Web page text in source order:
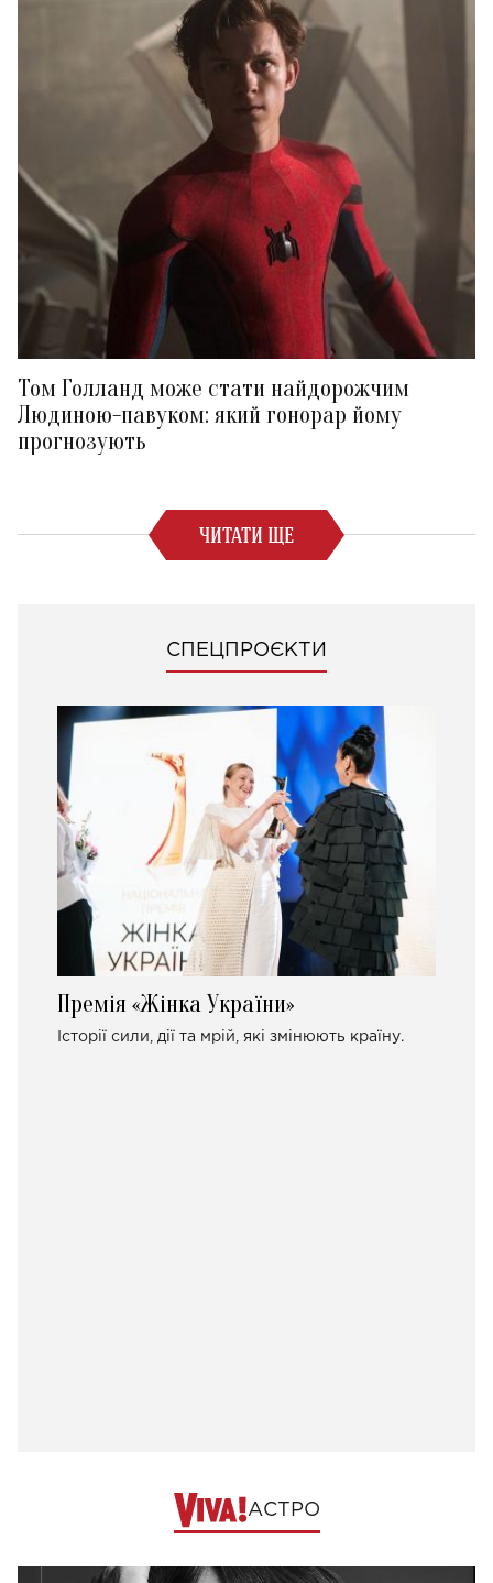
Том Голланд може стати найдорожчим
Людиною-павуком: який гонорар йому
прогнозують
ЧИТАТИ ЩЕ
СПЕЦПРОЄКТИ
Премія «Жінка України»
Історії сили, дії та мрій, які змінюють країну.
АСТРО